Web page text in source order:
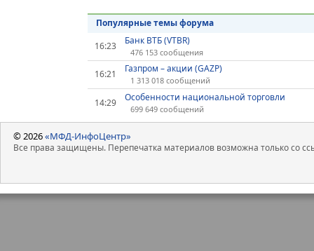
Популярные темы форума
16:23
Банк ВТБ (VTBR)
476 153 сообщения
16:21 Газпром – акции (GAZP)
1 313 018 сообщений
14:29 Особенности национальной торговли
699 649 сообщений
© 2026«МФД-ИнфоЦентр»
Все права защищены. Перепечатка материалов возможна только со